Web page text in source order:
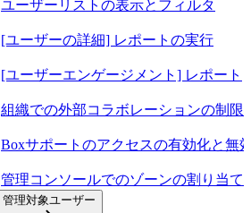
ユーザーリストの表示とフィルタ
[ユーザーの詳細] レポートの実行
[ユーザーエンゲージメント] レポート
組織での外部コラボレーションの制限
Boxサポートのアクセスの有効化と無
管理コンソールでのゾーンの割り当て
管理対象ユーザー